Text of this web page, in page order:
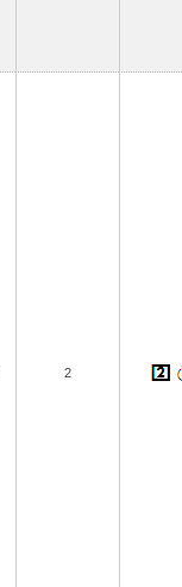
2